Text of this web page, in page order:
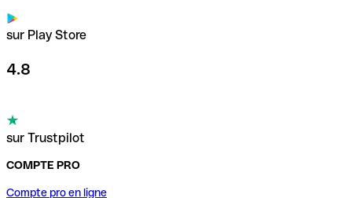
sur Play Store
4.8
sur Trustpilot
COMPTE PRO
Compte pro en ligne